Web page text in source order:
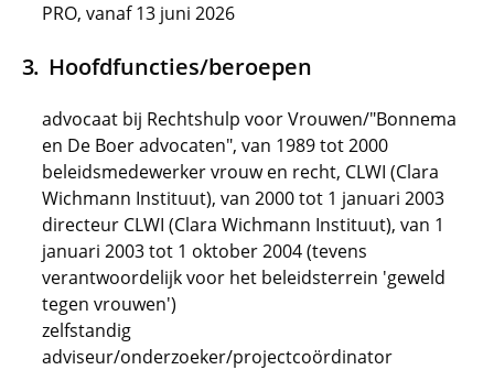
PRO, vanaf 13 juni 2026
Hoofdfuncties/beroepen
advocaat bij Rechtshulp voor Vrouwen/"Bonnema
en De Boer advocaten", van 1989 tot 2000
beleidsmedewerker vrouw en recht, CLWI (Clara
Wichmann Instituut), van 2000 tot 1 januari 2003
directeur CLWI (Clara Wichmann Instituut), van 1
januari 2003 tot 1 oktober 2004 (tevens
verantwoordelijk voor het beleidsterrein 'geweld
tegen vrouwen')
zelfstandig
adviseur/onderzoeker/projectcoördinator